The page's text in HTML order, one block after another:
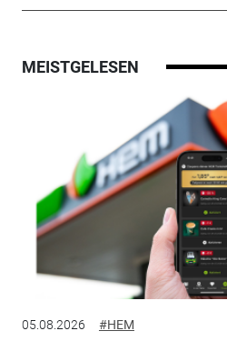
MEISTGELESEN
05.08.2026 #HEM